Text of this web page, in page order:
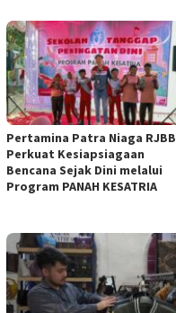
Pertamina Patra Niaga RJBB
Perkuat Kesiapsiagaan
Bencana Sejak Dini melalui
Program PANAH KESATRIA